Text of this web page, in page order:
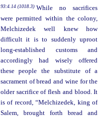
93:4.14 (1018.3) While no sacrifices
were permitted within the colony,
Melchizedek well knew how
difficult it is to suddenly uproot
long-established customs and
accordingly had wisely offered
these people the substitute of a
sacrament of bread and wine for the
older sacrifice of flesh and blood. It
is of record, “Melchizedek, king of
Salem, brought forth bread and